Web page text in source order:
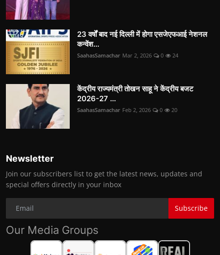
23 वर्षों बाद नई दिल्ली में होगा एसजेएफआई नेशनल
कन्वेंश...
SaahasSamachar Mar 2, 2026 0 24
केंद्रीय राज्यमंत्री तोखन साहू ने केंद्रीय बजट
2026-27 ...
SaahasSamachar Feb 2, 2026 0 20
Newsletter
Join our subscribers list to get the latest news, updates and
special offers directly in your inbox
Subscribe
Our Media Groups